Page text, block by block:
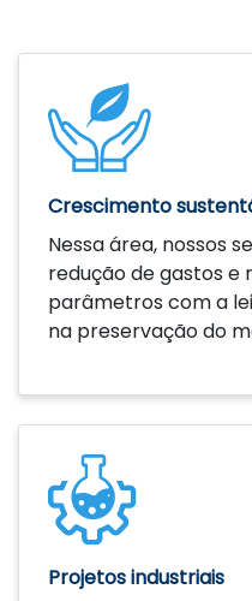
Crescimento
Nessa área, nossos
redução de gastos e
parâmetros com a
na preservação do
Saiba mais
Projetos industriais